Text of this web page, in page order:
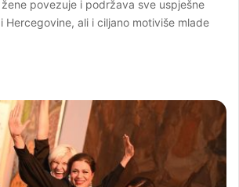
povezuje i podržava sve uspješne
Hercegovine, ali i ciljano motiviše mlade